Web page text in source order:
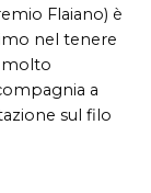
Flaiano) è
nel tenere
molto
a
sul filo